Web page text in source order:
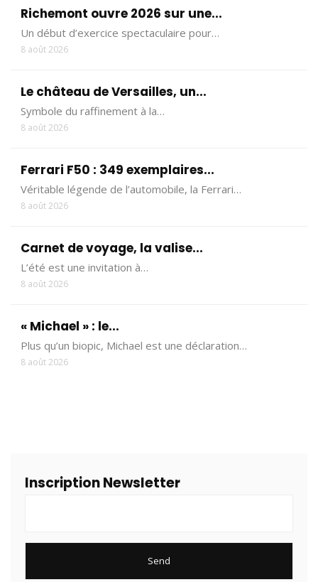
Richemont ouvre 2026 sur une...
Un début d’exercice spectaculaire pour…
8 août 2026
Le château de Versailles, un...
Symbole du raffinement à la…
8 août 2026
Ferrari F50 : 349 exemplaires...
Véritable légende de l’automobile, la Ferrari…
8 août 2026
Carnet de voyage, la valise...
L’été est une invitation à…
8 août 2026
« Michael » : le...
Plus qu’un biopic, Michael est une déclaration…
8 août 2026
Inscription Newsletter